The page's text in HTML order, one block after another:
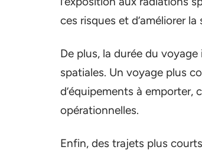
ces risques et d’améliorer
De plus, la durée du
spatiales. Un voyage plus
d’équipements à emporter,
opérationnelles.
Enfin, des trajets plus